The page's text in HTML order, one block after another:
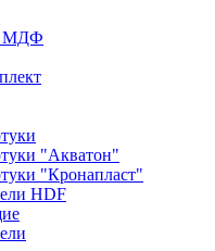
МДФ
"Акватон"
"Кронапласт"
HDF